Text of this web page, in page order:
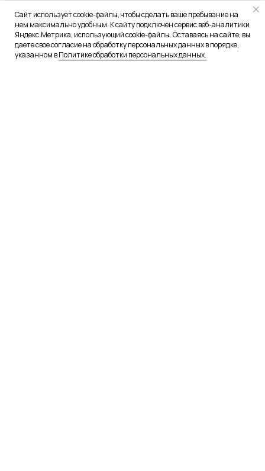
Сайт использует cookie-файлы, чтобы сделать ваше пребывание на
нем максимально удобным. К сайту подключен сервис веб-аналитики
Яндекс.Метрика, использующий cookie-файлы. Оставаясь на сайте, вы
даете свое согласие на обработку персональных данных в порядке,
указанном вПолитике обработки персональных данных.